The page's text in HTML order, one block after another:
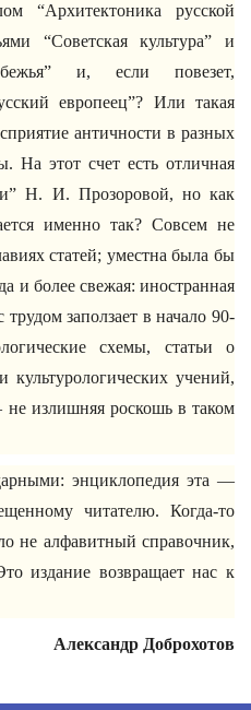
“Архитектоника русской
“Советская культура” и
и, если повезет,
европеец”? Или такая
античности в разных
На этот счет есть отличная
Н. И. Прозоровой, но как
именно так? Совсем не
статей; уместна была бы
и более свежая: иностранная
заползает в начало 90-
схемы, статьи о
учений,
излишняя роскошь в таком
энциклопедия эта —
читателю. Когда-то
не алфавитный справочник,
издание возвращает нас к
Александр Доброхотов